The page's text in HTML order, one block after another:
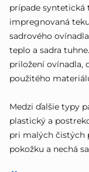
prípade syntetická
impregnovaná
sadrového
teplo a sadra
priložení ovínadla,
použitého
Medzi ďalšie typy
plastický a
pri malých čistých
pokožku a nechá